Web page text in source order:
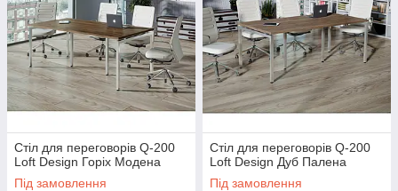
Стіл для переговорів Q-200
Loft Design Горіх Модена
Під замовлення
Стіл для переговорів Q-200
Loft Design Дуб Палена
Під замовлення